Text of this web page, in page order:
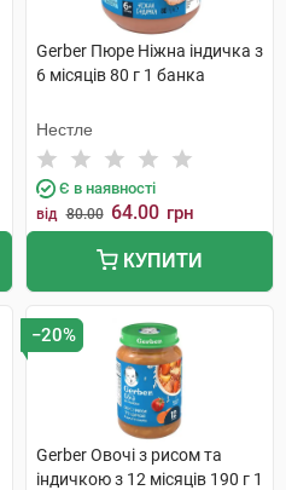
Gerber Пюре Ніжна індичка з
6 місяців 80 г 1 банка
Нестле
Є в наявності
від 80.00 64.00 грн
КУПИТИ
−20%
Gerber Овочі з рисом та
індичкою з 12 місяців 190 г 1